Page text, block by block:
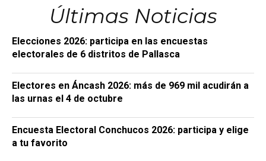
Últimas Noticias
Elecciones 2026: participa en las encuestas
electorales de 6 distritos de Pallasca
Electores en Áncash 2026: más de 969 mil acudirán a
las urnas el 4 de octubre
Encuesta Electoral Conchucos 2026: participa y elige
a tu favorito